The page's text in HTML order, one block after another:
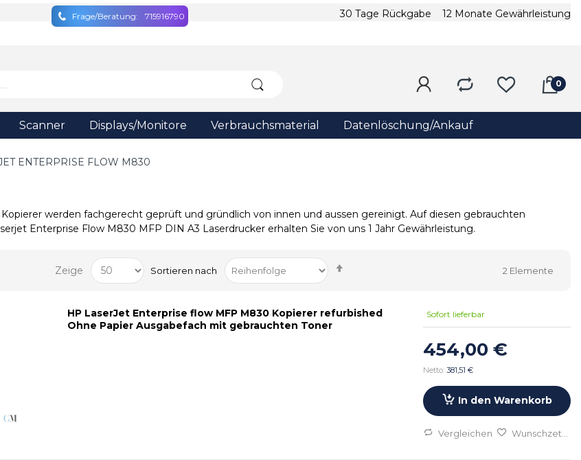
Frage/Beratung: 715916790 30 Tage Rückgabe 12 Monate Gewährleistung
Scanner Displays/Monitore Verbrauchsmaterial Datenlöschung/Ankauf
ENTERPRISE FLOW M830
werden fachgerecht geprüft und gründlich von innen und aussen gereinigt. Auf diesen gebrauchten
Enterprise Flow M830 MFP DIN A3 Laserdrucker erhalten Sie von uns 1 Jahr Gewährleistung.
2 Elemente
Zeige Sortieren nach
HP LaserJet Enterprise flow MFP M830 Kopierer refurbished
Ohne Papier Ausgabefach mit gebrauchten Toner
Sofort lieferbar
454,00 €
381,51 €
In den Warenkorb
Wunschzettel
Vergleichen